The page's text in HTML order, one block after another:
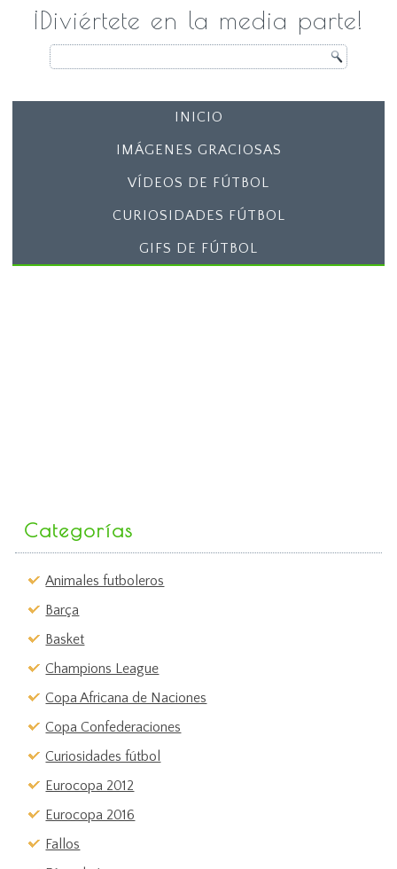
¡Diviértete en la media parte!
INICIO
IMÁGENES GRACIOSAS
VÍDEOS DE FÚTBOL
CURIOSIDADES FÚTBOL
GIFS DE FÚTBOL
Categorías
Animales futboleros
Barça
Basket
Champions League
Copa Africana de Naciones
Copa Confederaciones
Curiosidades fútbol
Eurocopa 2012
Eurocopa 2016
Fallos